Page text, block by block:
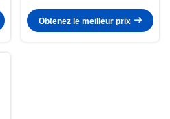
haute précision
Obtenez le meilleur prix